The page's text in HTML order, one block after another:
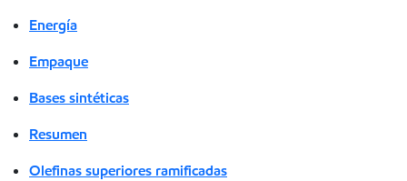
Energía
Empaque
Bases sintéticas
Resumen
Olefinas superiores ramificadas